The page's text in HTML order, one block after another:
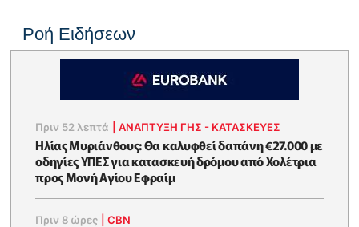
Ροή Ειδήσεων
Πριν 52 λεπτά |ΑΝΑΠΤΥΞΗ ΓΗΣ - ΚΑΤΑΣΚΕΥΕΣ
Ηλίας Μυριάνθους: Θα καλυφθεί δαπάνη €27.000 με
οδηγίες ΥΠΕΣ για κατασκευή δρόμου από Χολέτρια
προς Μονή Αγίου Εφραίμ
Πριν 8 ώρες |CBN